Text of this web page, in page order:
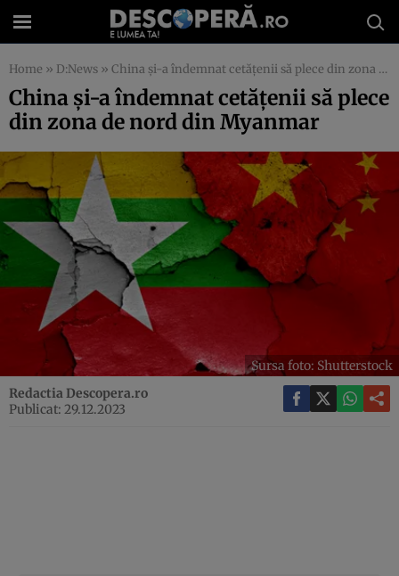
Home » D:News » China și-a îndemnat cetățenii să plece din zona de nord din Myanmar
China și-a îndemnat cetățenii să plece
din zona de nord din Myanmar
Sursa foto: Shutterstock
Redactia Descopera.ro
Publicat: 29.12.2023